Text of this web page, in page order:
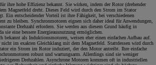
ihre hohe Effizienz bekannt. Sie wirken, indem der Rotor (drehender
Magnetfeld dreht. Dieses Feld wird durch den Strom im Stator
Ein entscheidender Vorteil ist ihre Fähigkeit, bei verschiedenen
zu bleiben. Synchronmotoren eignen sich daher ideal für Anwendungen,
Drehzahl erfordern. Sie werden aus diesem Grund häufig in
sie eine bessere Energieausnutzung ermöglichen.
bekannt als Induktionsmotoren, weisen eher einen einfachen Aufbau auf.
im exakten Gleichklang mit dem Magnetfeld. Stattdessen wird durch
ein Strom im Rotor induziert, der den Motor antreibt. Ihre einfache
robust und wartungsarm. Allerdings sind sie weniger
Drehzahlen. Asynchrone Motoren kommen oft in industriellen